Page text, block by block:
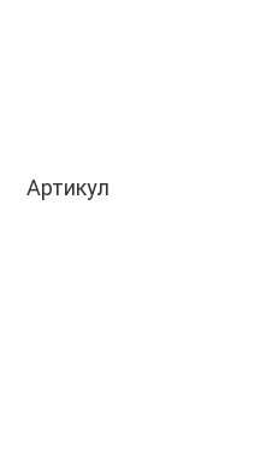
Артикул